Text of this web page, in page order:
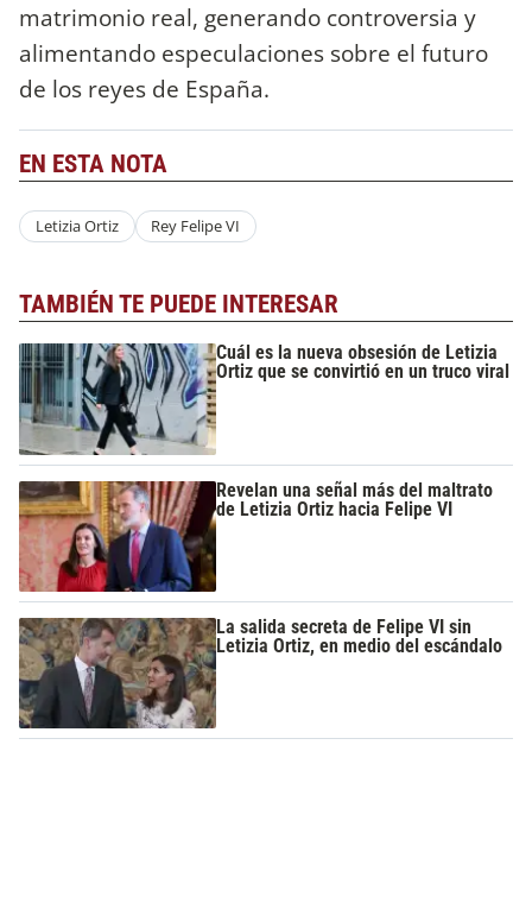
matrimonio real, generando controversia y
alimentando especulaciones sobre el futuro
de los reyes de España.
EN ESTA NOTA
Letizia Ortiz Rey Felipe VI
TAMBIÉN TE PUEDE INTERESAR
Cuál es la nueva obsesión de Letizia
Ortiz que se convirtió en un truco viral
Revelan una señal más del maltrato
de Letizia Ortiz hacia Felipe VI
La salida secreta de Felipe VI sin
Letizia Ortiz, en medio del escándalo